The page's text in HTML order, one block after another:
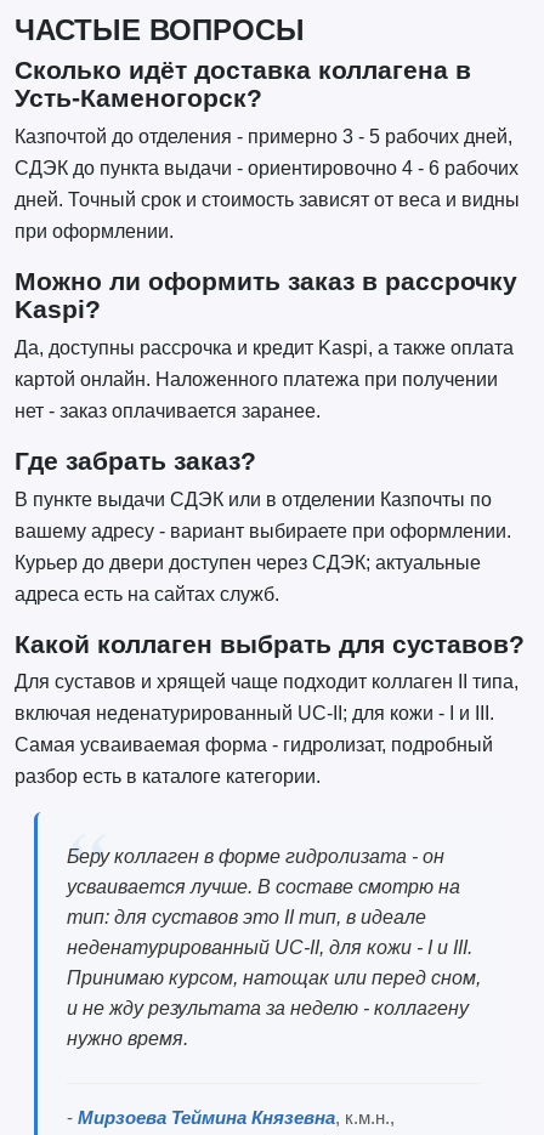
ЧАСТЫЕ ВОПРОСЫ
Сколько идёт доставка коллагена в
Усть-Каменогорск?
Казпочтой до отделения - примерно 3 - 5 рабочих дней,
СДЭК до пункта выдачи - ориентировочно 4 - 6 рабочих
дней. Точный срок и стоимость зависят от веса и видны
при оформлении.
Можно ли оформить заказ в рассрочку
Kaspi?
Да, доступны рассрочка и кредит Kaspi, а также оплата
картой онлайн. Наложенного платежа при получении
нет - заказ оплачивается заранее.
Где забрать заказ?
В пункте выдачи СДЭК или в отделении Казпочты по
вашему адресу - вариант выбираете при оформлении.
Курьер до двери доступен через СДЭК; актуальные
адреса есть на сайтах служб.
Какой коллаген выбрать для суставов?
Для суставов и хрящей чаще подходит коллаген II типа,
включая неденатурированный UC-II; для кожи - I и III.
Самая усваиваемая форма - гидролизат, подробный
разбор есть в каталоге категории.
Беру коллаген в форме гидролизата - он
усваивается лучше. В составе смотрю на
тип: для суставов это II тип, в идеале
неденатурированный UC-II, для кожи - I и III.
Принимаю курсом, натощак или перед сном,
и не жду результата за неделю - коллагену
нужно время.
- Мирзоева Теймина Князевна, к.м.н.,